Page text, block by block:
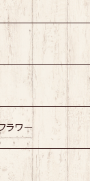
ラワー